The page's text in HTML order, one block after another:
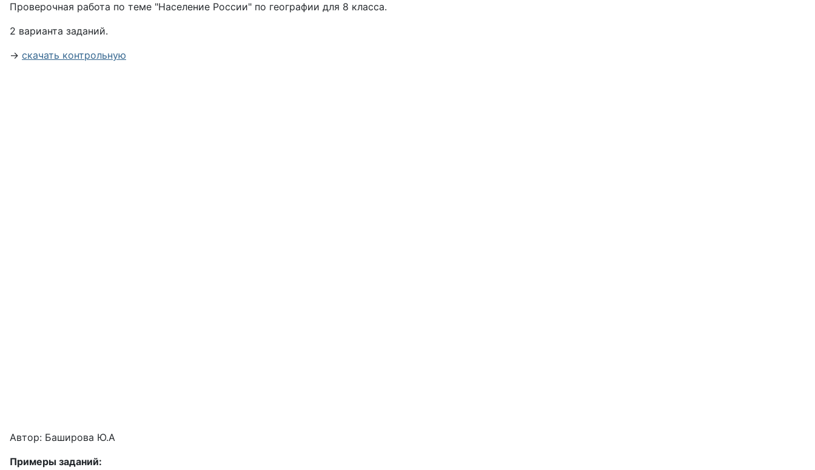
Проверочная работа по теме "Население России" по географии для 8 класса.
2 варианта заданий.
→ скачать контрольную
Автор: Баширова Ю.А
Примеры заданий: